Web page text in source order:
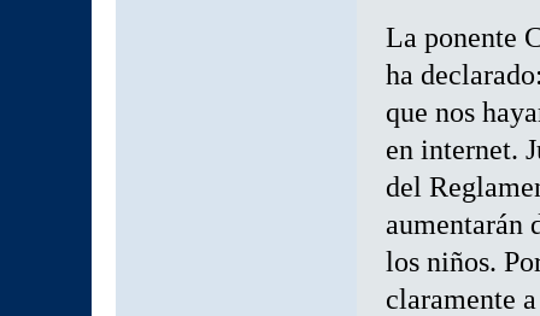
La ponente
ha
que nos
en internet.
del
aumentarán
los niños.
claramente